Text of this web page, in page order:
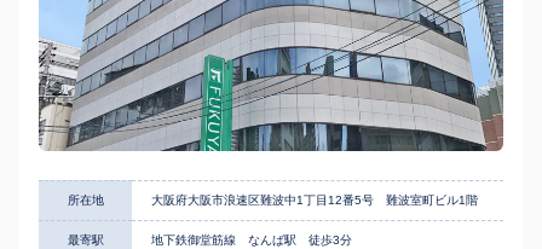
所在地 大阪府大阪市浪速区難波中1丁目12番5号 難波室町ビル1階
最寄駅 地下鉄御堂筋線 なんば駅 徒歩3分